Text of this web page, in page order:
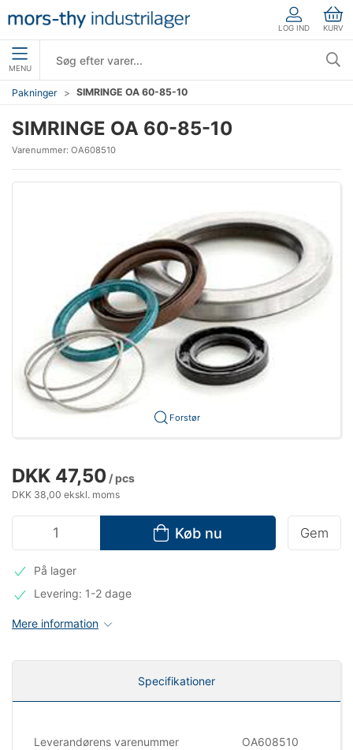
LOG IND KURV
MENU
Pakninger SIMRINGE OA 60-85-10
SIMRINGE OA 60-85-10
Varenummer: OA608510
Forstør
DKK 47,50 / pcs
DKK 38,00 ekskl. moms
Køb nu Gem
På lager
Levering: 1-2 dage
Mere information
Specifikationer
Leverandørens varenummer OA608510